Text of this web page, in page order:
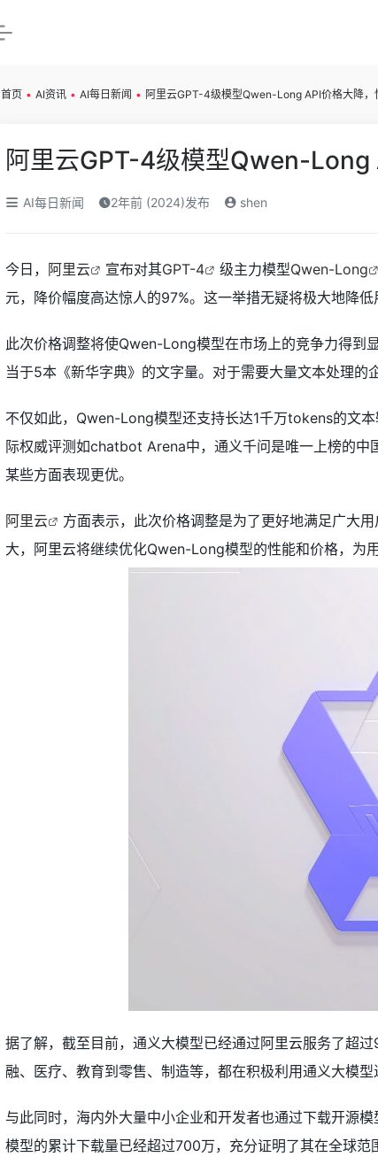
首页 • AI资讯 • AI每日新闻 • 阿里云GPT-4级模型Qwen-Long API价格大降，
阿里云GPT-4级模型Qwen-Long
AI每日新闻 2年前 (2024)发布 shen
今日， 阿里云 宣布对其GPT-4 级主力模型Qwen-Long
元，降价幅度高达惊人的97%。这一举措无疑将极大地降
此次价格调整将使Qwen-Long模型在市场上的竞争力得到
当于5本《新华字典》的文字量。对于需要大量文本处理的
不仅如此，Qwen-Long模型还支持长达1千万tokens的文
际权威评测如chatbot Arena中，通义千问是唯一上榜的
某些方面表现更优。
阿里云 方面表示，此次价格调整是为了更好地满足广大
大，阿里云将继续优化Qwen-Long模型的性能和价格，为
据了解，截至目前，通义大模型已经通过阿里云服务了超
融、医疗、教育到零售、制造等，都在积极利用通义大模型
与此同时，海内外大量中小企业和开发者也通过下载开源
模型的累计下载量已经超过700万，充分证明了其在全球范